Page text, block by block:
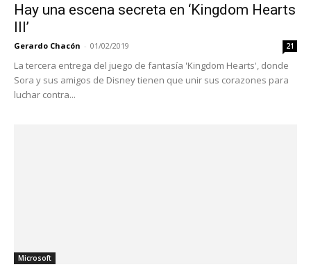
Hay una escena secreta en ‘Kingdom Hearts
III’
Gerardo Chacón - 01/02/2019 21
La tercera entrega del juego de fantasía 'Kingdom Hearts', donde
Sora y sus amigos de Disney tienen que unir sus corazones para
luchar contra...
Microsoft